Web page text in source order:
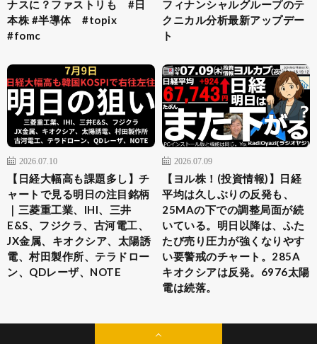
ナスに？ファストリも #日
本株 #半導体 #topix
#fomc
フィナンシャルグループのテ
クニカル分析最新アップデー
ト
2026.07.10
【日経大幅高も課題多し】チ
ャートで見る明日の注目銘柄
｜三菱重工業、IHI、三井
E&S、フジクラ、古河電工、
JX金属、キオクシア、太陽誘
電、村田製作所、テラドロー
ン、QDレーザ、NOTE
2026.07.09
【ヨル株！(投資情報)】日経
平均は久しぶりの反発も、
25MAの下での調整局面が続
いている。明日以降は、ふた
たび売り圧力が強くなりやす
い要警戒のチャート。285A
キオクシアは反発。6976太陽
電は続落。